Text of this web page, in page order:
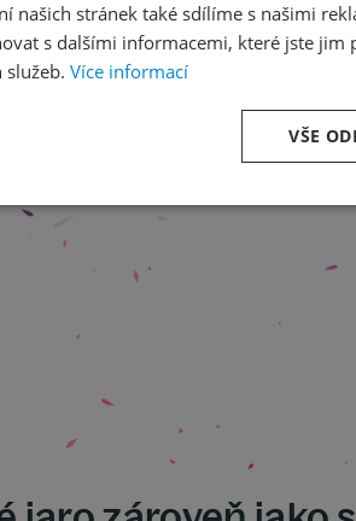
našich stránek také sdílíme s našimi
s dalšími informacemi, které jste jim
služeb. Více informací
VŠE